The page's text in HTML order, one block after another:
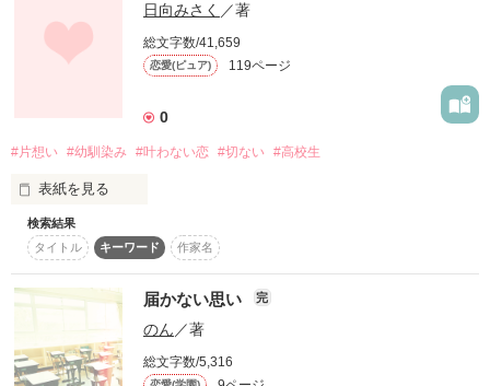
【注意】社内恋愛は禁止です
一番正しい答えを
探して、探して。
私たちは探し続けた。
＊・＊・＊・＊・＊・＊・＊
先生×生徒の
*◇*◆*◇*◆*◇*◆*◇*
Yukiha Shinoi
×
＊瀬川 蒼真＊
Souma Segawa
日向みさく ／著
総文字数/41,659
恋愛(ピュア) 119ページ
0
#片想い #幼馴染み #叶わない恋 #切ない #高校生
表紙を見る
どんなに想っていても
あたしたちの"好き"は
絶対に交わる事はないんだ
検索結果
タイトル
キーワード 作家名
届かない思い 完
のん ／著
総文字数/5,316